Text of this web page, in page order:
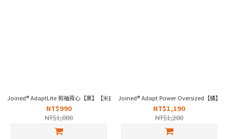
Joined® AdaptLite 剪袖背心【黑】【米白】【深藍】
NT$990
NT$1,080
Joined® Adapt Power Oversized【橘】
NT$1,190
NT$1,280